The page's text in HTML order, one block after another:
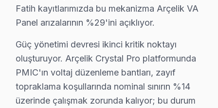
Fatih ve Elektronik Tüketim Tarihi
Aksaray Mahallesi, tarihi yapıları ve yoğun
Akşemsettin'de Arçelik TV Servisi
Akşemsettin Mahallesi, sakin ve huzurlu bir yaşam
Fatih kayıtlarımızda bu mekanizma Arçelik VA
Panel arızalarının %29'ini açıklıyor.
Güç yönetimi devresi ikinci kritik noktayı
oluşturuyor. Arçelik Crystal Pro platformunda
PMIC'ın voltaj düzenleme bantları, zayıf
topraklama koşullarında nominal sınırın %14
üzerinde çalışmak zorunda kalıyor; bu durum